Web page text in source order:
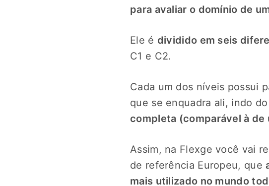
para avaliar o domínio de
Ele é dividido em seis
C1 e C2.
Cada um dos níveis possui
que se enquadra ali, indo do
completa (comparável à de
Assim, na Flexge você vai
de referência Europeu, que
mais utilizado no mundo